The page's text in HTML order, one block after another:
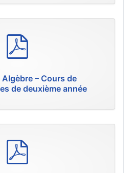
– Cours de
de deuxième année